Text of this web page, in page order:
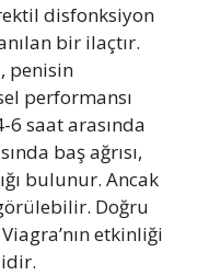
disfonksiyon
bir ilaçtır.
penisin
performansı
6 saat arasında
baş ağrısı,
bulunur. Ancak
Doğru
etkinliği